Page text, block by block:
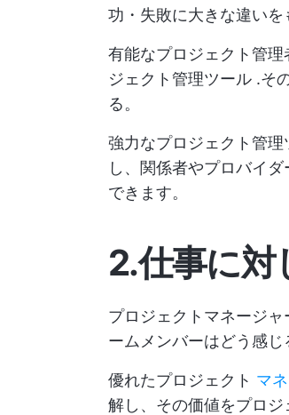
功・失敗に大きな違いを
有能なプロジェクト管
ジェクト管理ツール .そ
る。
強力なプロジェクト管理
し、関係者やプロバイ
できます。
2.仕事に対
プロジェクトマネージ
ームメンバーはどう感じ
優れたプロジェクト マ
解し、その価値をプロ